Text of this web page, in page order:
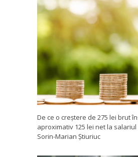
De ce o creștere de 275 lei brut
aproximativ 125 lei net la salariul
Sorin-Marian Știuriuc